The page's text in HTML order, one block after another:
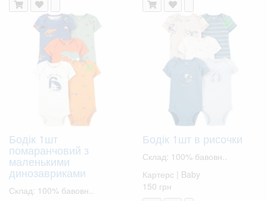
Бодік 1шт
помаранчовий з
маленькими
динозавриками
Склад: 100% бавовн..
Бодік 1шт в рисочки
Склад: 100% бавовн..
Картерс | Baby
150 грн